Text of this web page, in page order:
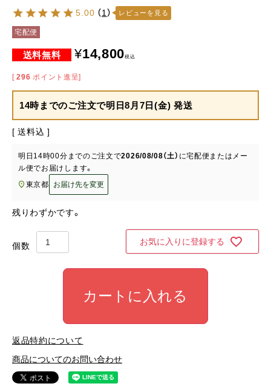
5.00 （1 ） レビューを見る
宅配便
¥14,800税込
[ 296 ポイント進呈]
14時までのご注文で明日8月7日(金) 発送
送料込
明日 14時00分 までのご注文で2026/08/08（土） に宅配便またはメー
ル便でお届けします。
東京都
お届け先を変更
残りわずかです。
お気に入りに登録する
カートに入れる
返品特約について
商品についてのお問い合わせ